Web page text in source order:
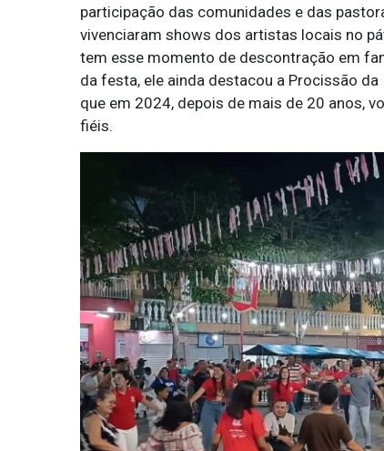
participação das comunidades e das
vivenciaram shows dos artistas locais no
tem esse momento de descontração em
da festa, ele ainda destacou a Procissão
que em 2024, depois de mais de 20 anos,
fiéis.